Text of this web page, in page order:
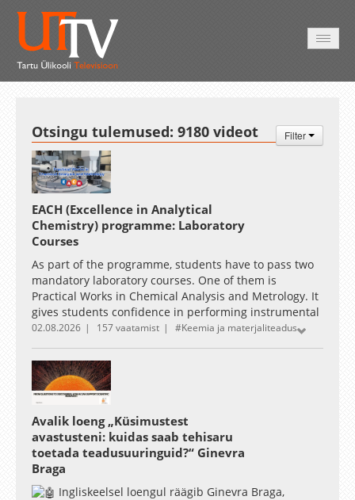
Otsingu tulemused: 9180 videot Filter
EACH (Excellence in Analytical
Chemistry) programme: Laboratory
Courses
As part of the programme, students have to pass two
mandatory laboratory courses. One of them is
Practical Works in Chemical Analysis and Metrology. It
gives students confidence in performing instrumental
chemical analysis using different types of equipment
uncertainty evaluation.
The 2025 intake students had the opportunity to
record their work during one of the laboratory
sessions, which are presented in the following video.
02.08.2026 157 vaatamist Keemia ja materjaliteadus
Avalik loeng „Küsimustest
avastusteni: kuidas saab tehisaru
toetada teadusuuringuid?“ Ginevra
Braga
Ingliskeelsel loengul räägib Ginevra Braga,